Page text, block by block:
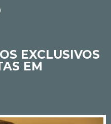
EXCLUSIVOS
EM